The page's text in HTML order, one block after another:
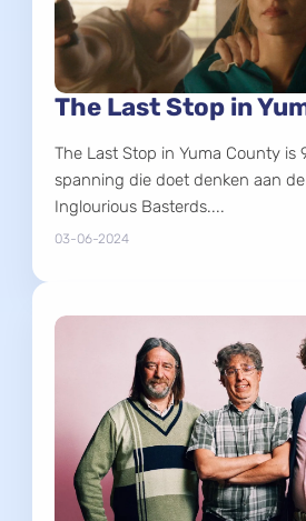
The Last Stop in
The Last Stop in Yuma County is
spanning die doet denken aan
Inglourious Basterds....
03-06-2024